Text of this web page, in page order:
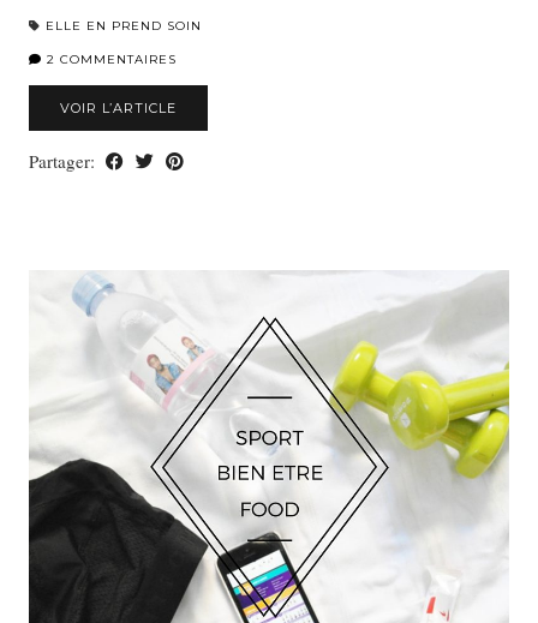
ELLE EN PREND SOIN
2 COMMENTAIRES
VOIR L’ARTICLE
Partager: